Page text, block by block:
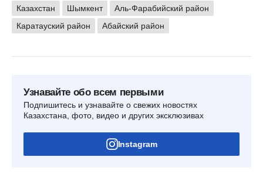
Казахстан Шымкент
Аль-Фарабийский район
Каратауский район
Абайский район
Узнавайте обо всем первыми
Подпишитесь и узнавайте о свежих новостях
Казахстана, фото, видео и других эксклюзивах
Instagram